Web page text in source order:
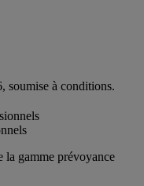
soumise à conditions.
la gamme prévoyance